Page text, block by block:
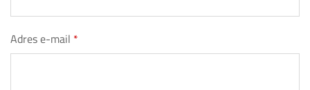
Adres e-mail *